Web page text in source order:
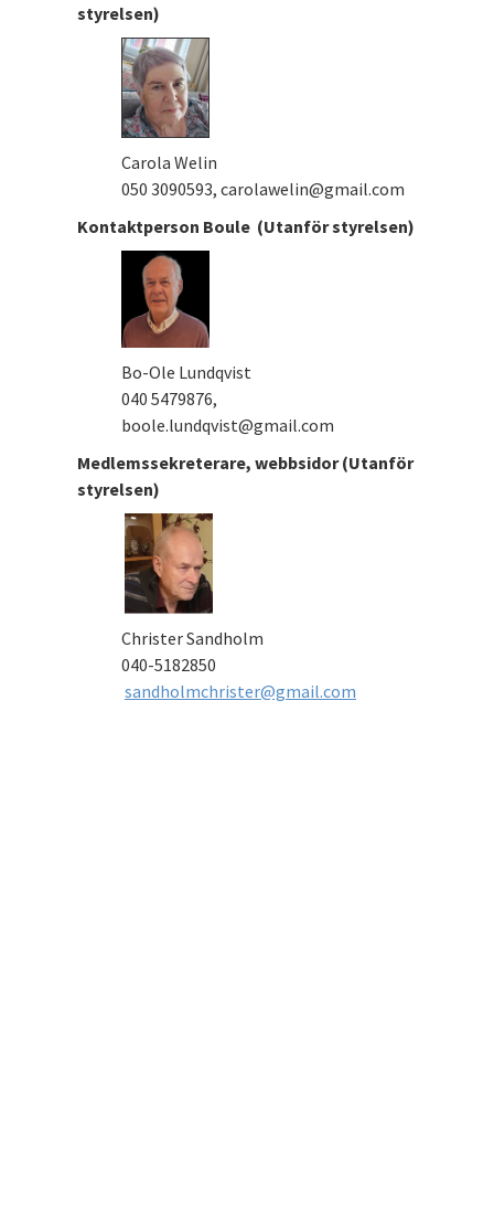
styrelsen)
Carola Welin
050 3090593, carolawelin@gmail.com
Kontaktperson Boule (Utanför styrelsen)
Bo-Ole Lundqvist
040 5479876,
boole.lundqvist@gmail.com
Medlemssekreterare, webbsidor (Utanför
styrelsen)
Christer Sandholm
040-5182850
sandholmchrister@gmail.com